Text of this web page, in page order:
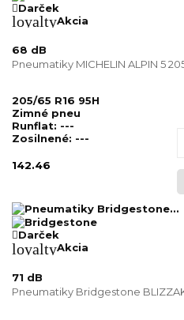
Darček
loyaltyAkcia
68 dB
Pneumatiky MICHELIN ALPIN 5
205/65 R16 95H
Zimné pneu
Runflat: ---
Zosilnené: ---
142.46
Darček
loyaltyAkcia
71 dB
Pneumatiky Bridgestone